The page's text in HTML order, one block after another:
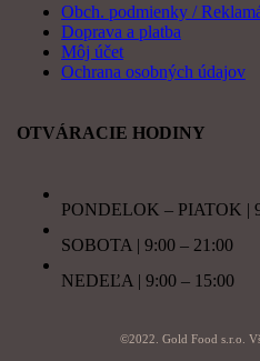
Obch. podmienky /
Doprava a platba
Môj účet
Ochrana osobných údajov
OTVÁRACIE HODINY
PONDELOK – PIATOK |
SOBOTA | 9:00 – 21:00
NEDEĽA | 9:00 – 15:00
©2022. Gold Food s.r.o.